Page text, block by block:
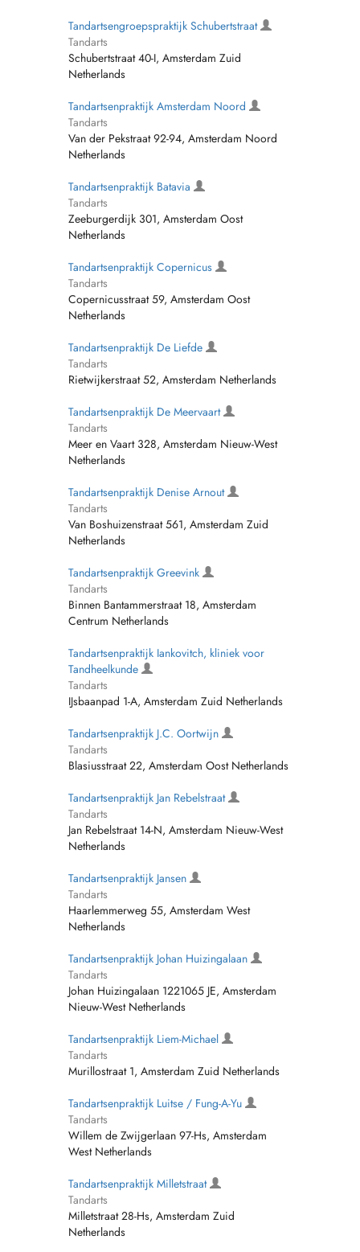
Tandartsengroepspraktijk Schubertstraat
Tandarts
Schubertstraat 40-I, Amsterdam Zuid
Netherlands
Tandartsenpraktijk Amsterdam Noord
Tandarts
Van der Pekstraat 92-94, Amsterdam Noord
Netherlands
Tandartsenpraktijk Batavia
Tandarts
Zeeburgerdijk 301, Amsterdam Oost
Netherlands
Tandartsenpraktijk Copernicus
Tandarts
Copernicusstraat 59, Amsterdam Oost
Netherlands
Tandartsenpraktijk De Liefde
Tandarts
Rietwijkerstraat 52, Amsterdam Netherlands
Tandartsenpraktijk De Meervaart
Tandarts
Meer en Vaart 328, Amsterdam Nieuw-West
Netherlands
Tandartsenpraktijk Denise Arnout
Tandarts
Van Boshuizenstraat 561, Amsterdam Zuid
Netherlands
Tandartsenpraktijk Greevink
Tandarts
Binnen Bantammerstraat 18, Amsterdam
Centrum Netherlands
Tandartsenpraktijk Iankovitch, kliniek voor
Tandheelkunde
Tandarts
IJsbaanpad 1-A, Amsterdam Zuid Netherlands
Tandartsenpraktijk J.C. Oortwijn
Tandarts
Blasiusstraat 22, Amsterdam Oost Netherlands
Tandartsenpraktijk Jan Rebelstraat
Tandarts
Jan Rebelstraat 14-N, Amsterdam Nieuw-West
Netherlands
Tandartsenpraktijk Jansen
Tandarts
Haarlemmerweg 55, Amsterdam West
Netherlands
Tandartsenpraktijk Johan Huizingalaan
Tandarts
Johan Huizingalaan 1221065 JE, Amsterdam
Nieuw-West Netherlands
Tandartsenpraktijk Liem-Michael
Tandarts
Murillostraat 1, Amsterdam Zuid Netherlands
Tandartsenpraktijk Luitse / Fung-A-Yu
Tandarts
Willem de Zwijgerlaan 97-Hs, Amsterdam
West Netherlands
Tandartsenpraktijk Milletstraat
Tandarts
Milletstraat 28-Hs, Amsterdam Zuid
Netherlands